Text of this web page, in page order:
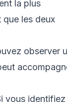
la plus
que les deux
observer
vous identifiez